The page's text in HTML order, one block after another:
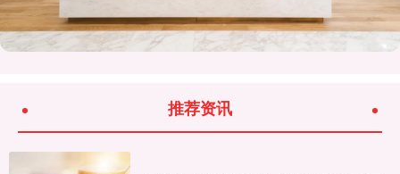
推荐资讯